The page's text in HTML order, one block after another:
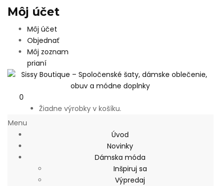
Môj účet
Môj účet
Objednať
Môj zoznam
prianí
0
Žiadne výrobky v košíku.
Menu
Úvod
Novinky
Dámska móda
Inšpiruj sa
Výpredaj